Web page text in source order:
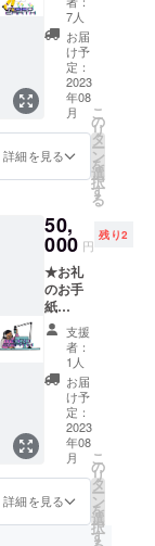
mocoE
arth主
催のオ
ンライ
ンWSご
招待
（サム
トルの
WSとは
別の内
容で
事前に
準備す
るもの
や、当
日の詳
細は
メール
にて個
別にご
連絡し
ます。
（WS：
ワーク
ショッ
プ以下
参照）
また、
7人
お届
け予
定：
2023
年08
月
詳細を見る
こ
の
リ
タ
ー
ン
を
選
択
す
る
50,
000 円
残り2
★お礼
のお手
紙
（PDF
）お礼
動画、
mocoE
arthが
オンラ
イン取
材を行
い編集
し、
mocoE
arthの
Instagr
支援
者：
1人
お届
け予
定：
2023
年08
月
詳細を見る
こ
の
リ
タ
ー
ン
を
選
択
す